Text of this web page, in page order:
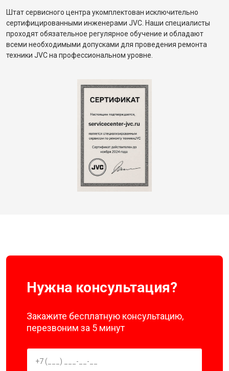
Штат сервисного центра укомплектован исключительно
сертифицированными инженерами JVC. Наши специалисты
проходят обязательное регулярное обучение и обладают
всеми необходимыми допусками для проведения ремонта
техники JVC на профессиональном уровне.
Нужна консультация?
Закажите бесплатную консультацию,
перезвоним за 5 минут